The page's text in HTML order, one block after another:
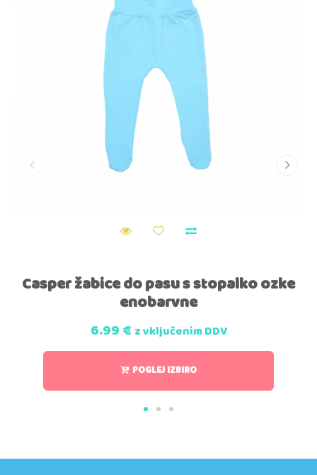
Casper žabice do pasu s stopalko ozke
enobarvne
6.99€ z vključenim DDV
POGLEJ IZBIRO